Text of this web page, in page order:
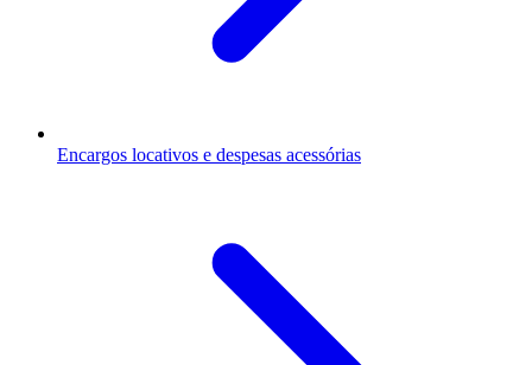
Encargos locativos e despesas acessórias